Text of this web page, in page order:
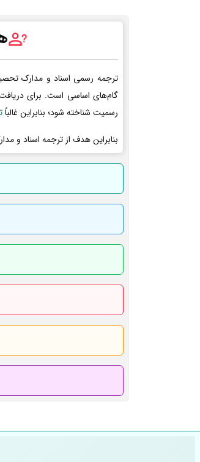
ترجمه رسمی اسناد و مدارک
گام‌های اساسی است. برای
رسمیت شناخته شود؛ بنابراین غالباً
بنابراین هدف از ترجمه اسناد و